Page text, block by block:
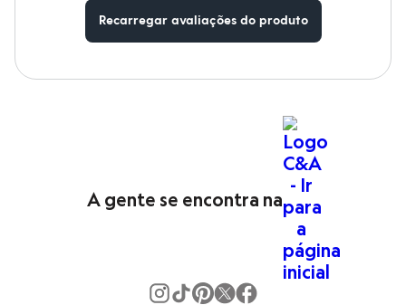
Camisas
Calças
Chapéus e Bonés
Recarregar avaliações do produto
A gente se encontra na